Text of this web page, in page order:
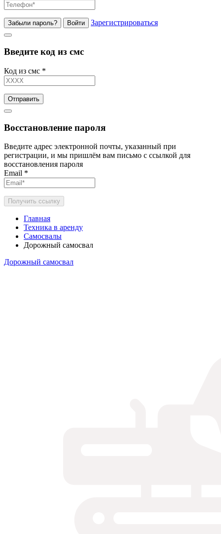
Забыли пароль? Войти Зарегистрироваться
Введите код из смс
Код из смс *
Отправить
Восстановление пароля
Введите адрес электронной почты, указанный при
регистрации, и мы пришлём вам письмо с ссылкой для
восстановления пароля
Email *
Получить ссылку
Главная
Техника в аренду
Самосвалы
Дорожный самосвал
Дорожный самосвал